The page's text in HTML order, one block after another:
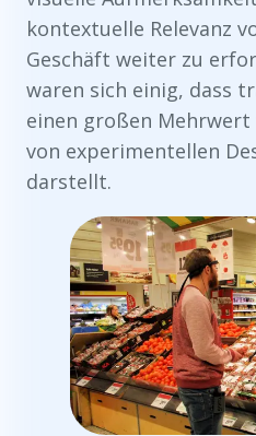
kontextuelle Relevanz
Geschäft weiter zu
waren sich einig, dass
einen großen
von experimentellen
darstellt.